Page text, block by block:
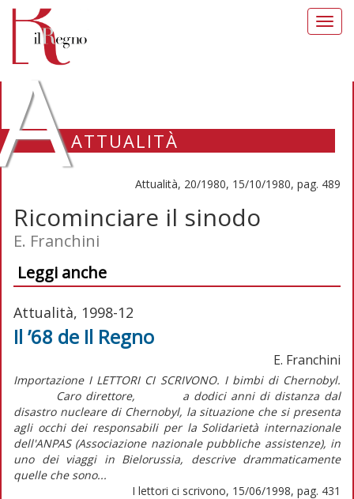
ATTUALITÀ
Attualità, 20/1980, 15/10/1980, pag. 489
Ricominciare il sinodo
E. Franchini
Leggi anche
Attualità, 1998-12
Il ’68 de Il Regno
E. Franchini
Importazione I LETTORI CI SCRIVONO. I bimbi di Chernobyl.
Caro direttore, a dodici anni di distanza dal
disastro nucleare di Chernobyl, la situazione che si presenta
agli occhi dei responsabili per la Solidarietà internazionale
dell'ANPAS (Associazione nazionale pubbliche assistenze), in
uno dei viaggi in Bielorussia, descrive drammaticamente
quelle che sono...
I lettori ci scrivono, 15/06/1998, pag. 431